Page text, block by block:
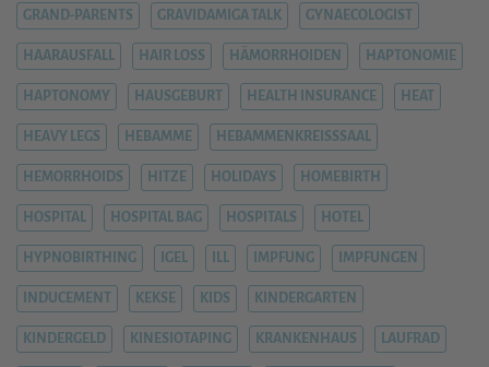
GRAND-PARENTS GRAVIDAMIGA TALK GYNAECOLOGIST
HAARAUSFALL HAIR LOSS HÄMORRHOIDEN HAPTONOMIE
HAPTONOMY HAUSGEBURT HEALTH INSURANCE HEAT
HEAVY LEGS HEBAMME HEBAMMENKREISSSAAL
HEMORRHOIDS HITZE HOLIDAYS HOMEBIRTH
HOSPITAL HOSPITAL BAG HOSPITALS HOTEL
HYPNOBIRTHING IGEL ILL IMPFUNG IMPFUNGEN
INDUCEMENT KEKSE KIDS KINDERGARTEN
KINDERGELD KINESIOTAPING KRANKENHAUS LAUFRAD